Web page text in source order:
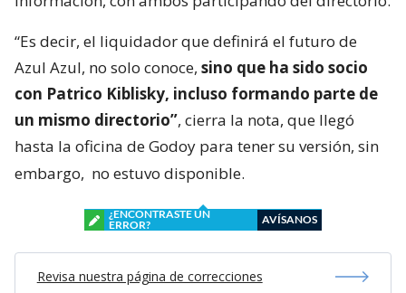
“Es decir, el liquidador que definirá el futuro de
Azul Azul, no solo conoce, sino que ha sido socio
con Patrico Kiblisky, incluso formando parte de
un mismo directorio”, cierra la nota, que llegó
hasta la oficina de Godoy para tener su versión, sin
embargo, no estuvo disponible.
¿ENCONTRASTE UN
ERROR?
AVÍSANOS
Revisa nuestra página de correcciones